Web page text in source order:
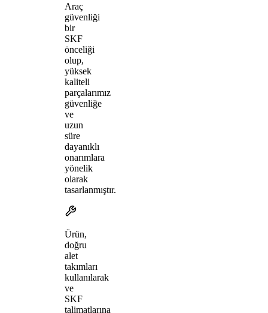
Araç
güvenliği
bir
SKF
önceliği
olup,
yüksek
kaliteli
parçalarımız
güvenliğe
ve
uzun
süre
dayanıklı
onarımlara
yönelik
olarak
tasarlanmıştır.
Ürün,
doğru
alet
takımları
kullanılarak
ve
SKF
talimatlarına